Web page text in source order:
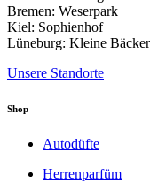
Bremen: Weserpark
Kiel: Sophienhof
Lüneburg: Kleine
Unsere Standorte
Shop
Autodüfte
Herrenparfüm